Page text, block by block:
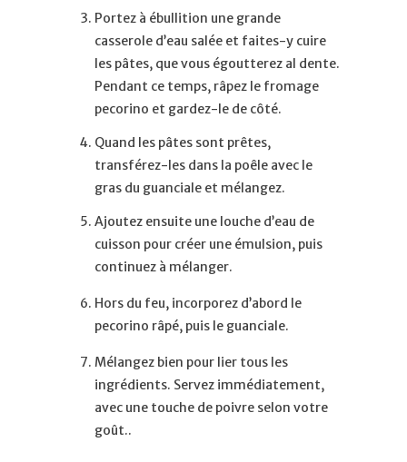
Portez à ébullition une grande
casserole d’eau salée et faites-y cuire
les pâtes, que vous égoutterez al dente.
Pendant ce temps, râpez le fromage
pecorino et gardez-le de côté.
Quand les pâtes sont prêtes,
transférez-les dans la poêle avec le
gras du guanciale et mélangez.
Ajoutez ensuite une louche d’eau de
cuisson pour créer une émulsion, puis
continuez à mélanger.
Hors du feu, incorporez d’abord le
pecorino râpé, puis le guanciale.
Mélangez bien pour lier tous les
ingrédients. Servez immédiatement,
avec une touche de poivre selon votre
goût..